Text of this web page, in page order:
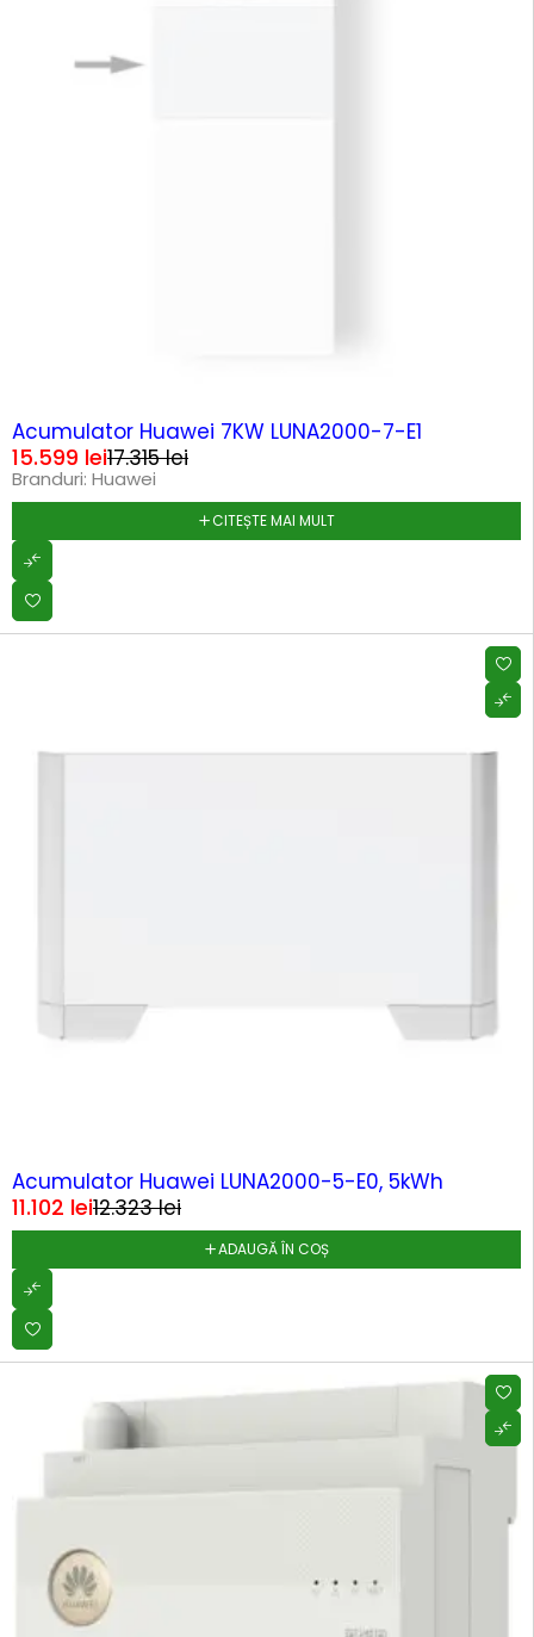
Acumulator Huawei 7KW LUNA2000-7-E1
17.315lei
15.599 lei
Branduri: Huawei
CITEȘTE MAI MULT
Acumulator Huawei LUNA2000-5-E0, 5kWh
12.323lei
11.102 lei
ADAUGĂ ÎN COȘ